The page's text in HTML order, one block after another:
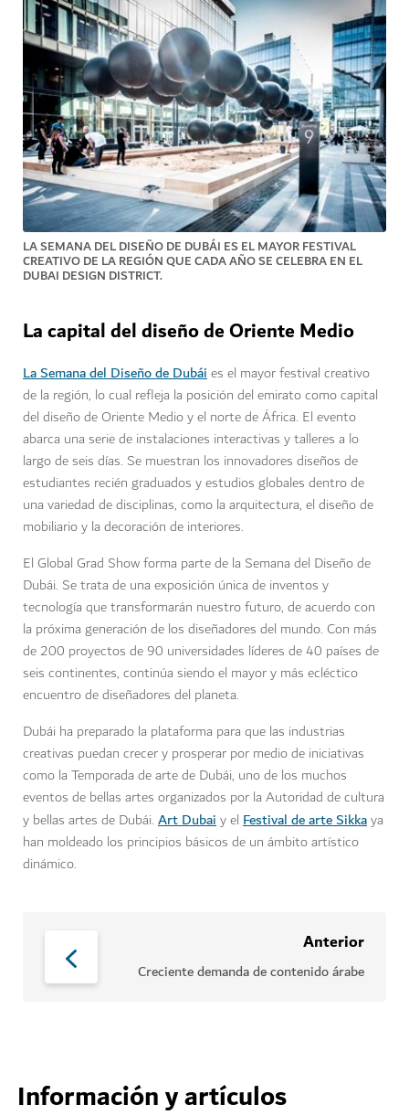
LA SEMANA DEL DISEÑO DE DUBÁI ES EL MAYOR FESTIVAL
CREATIVO DE LA REGIÓN QUE CADA AÑO SE CELEBRA EN EL
DUBAI DESIGN DISTRICT.
La capital del diseño de Oriente Medio
La Semana del Diseño de Dubáies el mayor festival creativo
de la región, lo cual refleja la posición del emirato como capital
del diseño de Oriente Medio y el norte de África. El evento
abarca una serie de instalaciones interactivas y talleres a lo
largo de seis días. Se muestran los innovadores diseños de
estudiantes recién graduados y estudios globales dentro de
una variedad de disciplinas, como la arquitectura, el diseño de
mobiliario y la decoración de interiores.
El Global Grad Show forma parte de la Semana del Diseño de
Dubái. Se trata de una exposición única de inventos y
tecnología que transformarán nuestro futuro, de acuerdo con
la próxima generación de los diseñadores del mundo. Con más
de 200 proyectos de 90 universidades líderes de 40 países de
seis continentes, continúa siendo el mayor y más ecléctico
encuentro de diseñadores del planeta.
Dubái ha preparado la plataforma para que las industrias
creativas puedan crecer y prosperar por medio de iniciativas
como la Temporada de arte de Dubái, uno de los muchos
eventos de bellas artes organizados por la Autoridad de cultura
y bellas artes de Dubái. Art Dubaiy el Festival de arte Sikkaya
han moldeado los principios básicos de un ámbito artístico
dinámico.
Anterior
Creciente demanda de contenido árabe
Información y artículos